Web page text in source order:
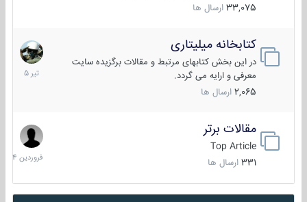
33,075 ارسال ها
کتابخانه میلیتاری
در این بخش کتابهای مرتبط و مقالات برگزیده سایت
معرفی و ارایه می گردد.
2,065 ارسال ها
16
تیر
1405
مقالات برتر
Top Article
331 ارسال ها
29
فروردین
1404